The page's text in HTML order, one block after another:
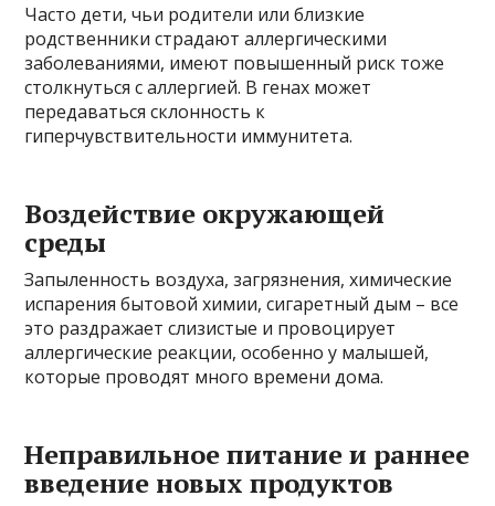
Часто дети, чьи родители или близкие
родственники страдают аллергическими
заболеваниями, имеют повышенный риск тоже
столкнуться с аллергией. В генах может
передаваться склонность к
гиперчувствительности иммунитета.
Воздействие окружающей
среды
Запыленность воздуха, загрязнения, химические
испарения бытовой химии, сигаретный дым – все
это раздражает слизистые и провоцирует
аллергические реакции, особенно у малышей,
которые проводят много времени дома.
Неправильное питание и раннее
введение новых продуктов